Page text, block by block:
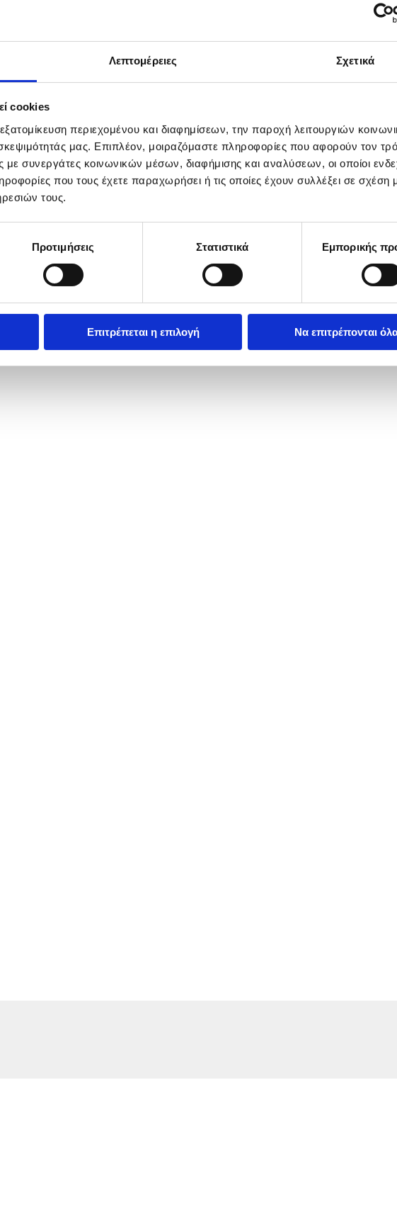
Λεπτομέρειες Σχετικά
cookies
περιεχομένου και διαφημίσεων, την παροχή λειτουργιών
μας. Επιπλέον, μοιραζόμαστε πληροφορίες που αφορούν τον
με συνεργάτες κοινωνικών μέσων, διαφήμισης και αναλύσεων, οι οποίοι
που τους έχετε παραχωρήσει ή τις οποίες έχουν συλλέξει σε σχέση
τους.
Προτιμήσεις Στατιστικά Εμπορικής
Επιτρέπεται η επιλογή Να επιτρέπονται